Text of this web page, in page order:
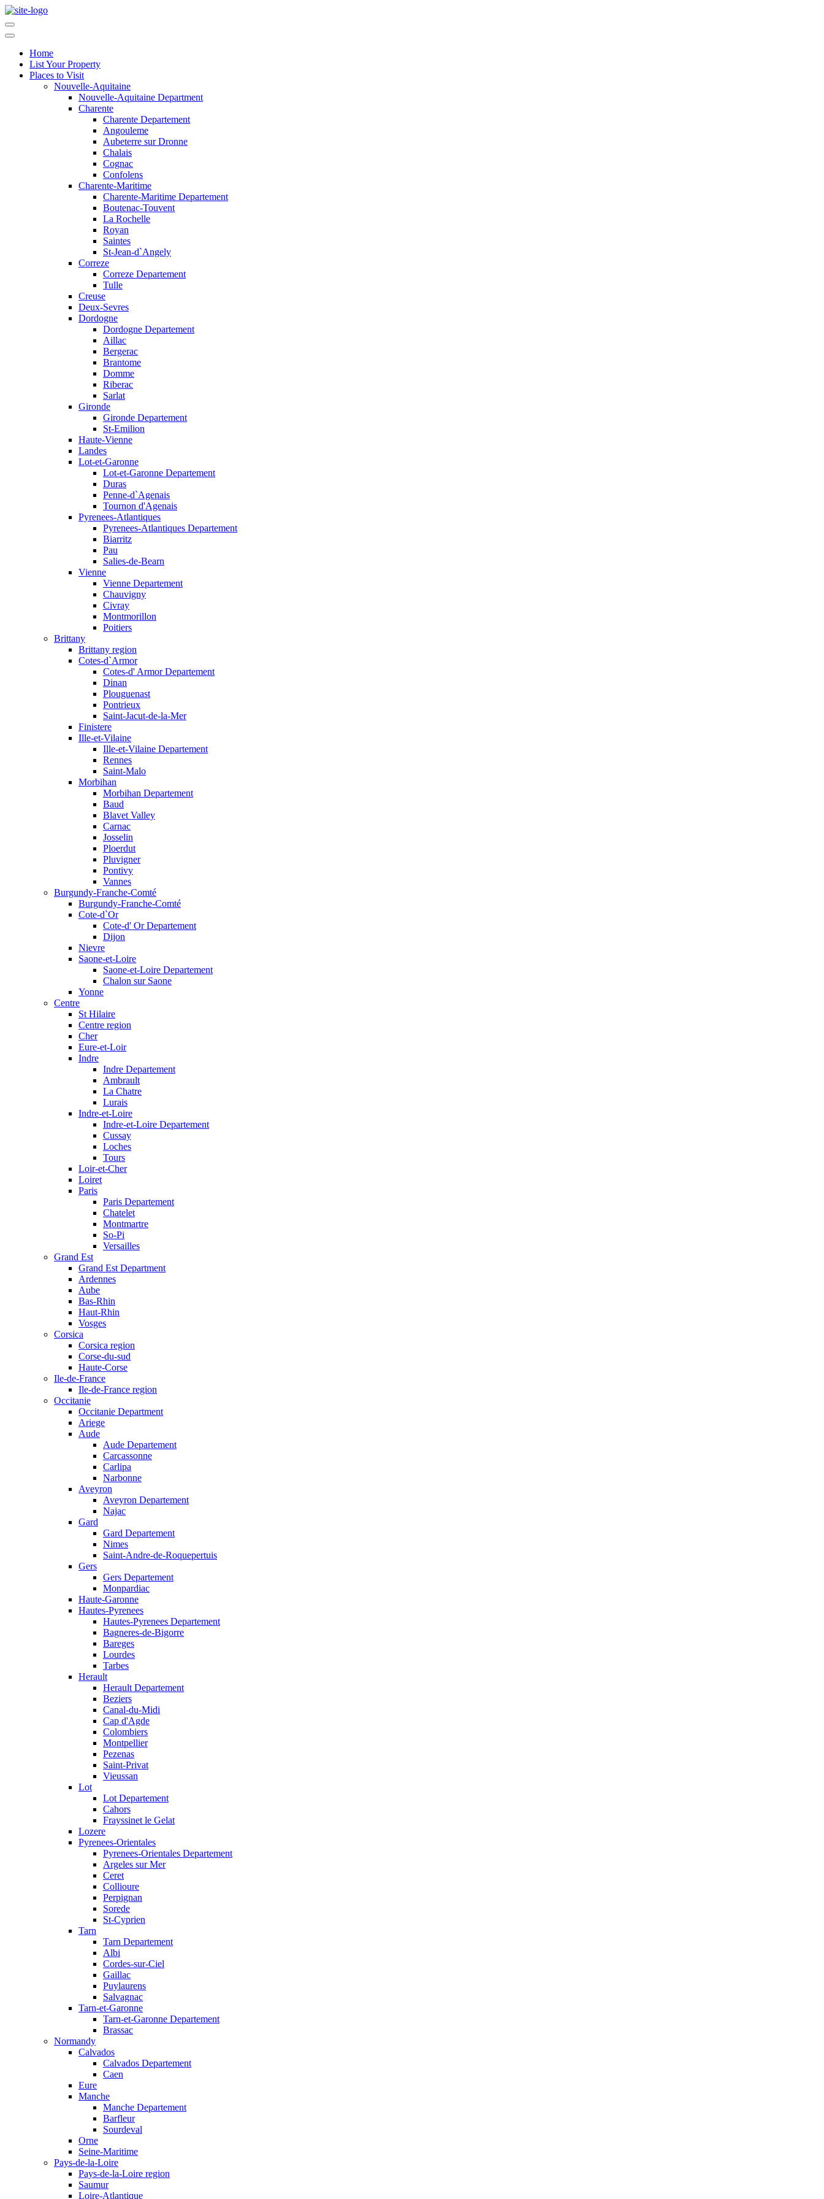
Home
List Your Property
Places to Visit
Nouvelle-Aquitaine
Nouvelle-Aquitaine Department
Charente
Charente Departement
Angouleme
Aubeterre sur Dronne
Chalais
Cognac
Confolens
Charente-Maritime
Charente-Maritime Departement
Boutenac-Touvent
La Rochelle
Royan
Saintes
St-Jean-d`Angely
Correze
Correze Departement
Tulle
Creuse
Deux-Sevres
Dordogne
Dordogne Departement
Aillac
Bergerac
Brantome
Domme
Riberac
Sarlat
Gironde
Gironde Departement
St-Emilion
Haute-Vienne
Landes
Lot-et-Garonne
Lot-et-Garonne Departement
Duras
Penne-d`Agenais
Tournon d'Agenais
Pyrenees-Atlantiques
Pyrenees-Atlantiques Departement
Biarritz
Pau
Salies-de-Bearn
Vienne
Vienne Departement
Chauvigny
Civray
Montmorillon
Poitiers
Brittany
Brittany region
Cotes-d`Armor
Cotes-d' Armor Departement
Dinan
Plouguenast
Pontrieux
Saint-Jacut-de-la-Mer
Finistere
Ille-et-Vilaine
Ille-et-Vilaine Departement
Rennes
Saint-Malo
Morbihan
Morbihan Departement
Baud
Blavet Valley
Carnac
Josselin
Ploerdut
Pluvigner
Pontivy
Vannes
Burgundy-Franche-Comté
Burgundy-Franche-Comté
Cote-d`Or
Cote-d' Or Departement
Dijon
Nievre
Saone-et-Loire
Saone-et-Loire Departement
Chalon sur Saone
Yonne
Centre
St Hilaire
Centre region
Cher
Eure-et-Loir
Indre
Indre Departement
Ambrault
La Chatre
Lurais
Indre-et-Loire
Indre-et-Loire Departement
Cussay
Loches
Tours
Loir-et-Cher
Loiret
Paris
Paris Departement
Chatelet
Montmartre
So-Pi
Versailles
Grand Est
Grand Est Department
Ardennes
Aube
Bas-Rhin
Haut-Rhin
Vosges
Corsica
Corsica region
Corse-du-sud
Haute-Corse
Ile-de-France
Ile-de-France region
Occitanie
Occitanie Department
Ariege
Aude
Aude Departement
Carcassonne
Carlipa
Narbonne
Aveyron
Aveyron Departement
Najac
Gard
Gard Departement
Nimes
Saint-Andre-de-Roquepertuis
Gers
Gers Departement
Monpardiac
Haute-Garonne
Hautes-Pyrenees
Hautes-Pyrenees Departement
Bagneres-de-Bigorre
Bareges
Lourdes
Tarbes
Herault
Herault Departement
Beziers
Canal-du-Midi
Cap d'Agde
Colombiers
Montpellier
Pezenas
Saint-Privat
Vieussan
Lot
Lot Departement
Cahors
Frayssinet le Gelat
Lozere
Pyrenees-Orientales
Pyrenees-Orientales Departement
Argeles sur Mer
Ceret
Collioure
Perpignan
Sorede
St-Cyprien
Tarn
Tarn Departement
Albi
Cordes-sur-Ciel
Gaillac
Puylaurens
Salvagnac
Tarn-et-Garonne
Tarn-et-Garonne Departement
Brassac
Normandy
Calvados
Calvados Departement
Caen
Eure
Manche
Manche Departement
Barfleur
Sourdeval
Orne
Seine-Maritime
Pays-de-la-Loire
Pays-de-la-Loire region
Saumur
Loire-Atlantique